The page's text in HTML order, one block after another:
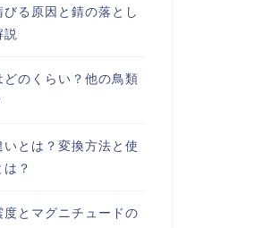
る原因と錆の落とし
説
どのくらい？他の鳥類
とは？変換方法と使
？
とマグニチュードの